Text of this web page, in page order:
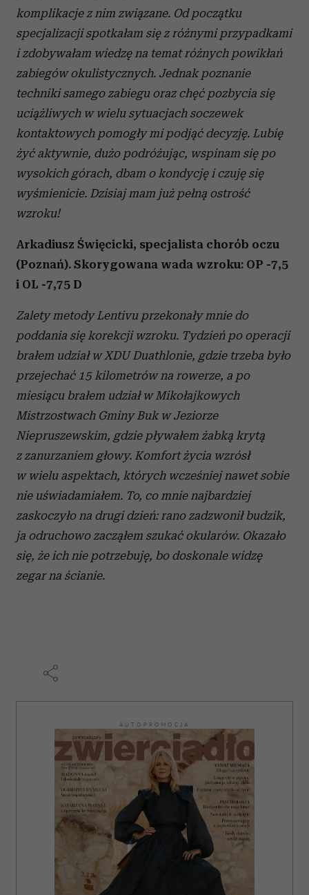
korzystania z ich usług.
komplikacje z nim związane. Od początku
specjalizacji spotkałam się z różnymi przypadkami
i zdobywałam wiedzę na temat różnych powikłań
zabiegów okulistycznych. Jednak poznanie
techniki samego zabiegu oraz chęć pozbycia się
uciążliwych w wielu sytuacjach soczewek
kontaktowych pomogły mi podjąć decyzję. Lubię
żyć aktywnie, dużo podróżując, wspinam się po
wysokich górach, dbam o kondycję i czuję się
wyśmienicie. Dzisiaj mam już pełną ostrość
wzroku!
Arkadiusz Święcicki, specjalista chorób oczu
(Poznań). Skorygowana wada wzroku: OP -7,5
i OL -7,75 D
Zalety metody Lentivu przekonały mnie do
poddania się korekcji wzroku. Tydzień po operacji
brałem udział w XDU Duathlonie, gdzie trzeba było
przejechać 15 kilometrów na rowerze, a po
miesiącu brałem udział w Mikołajkowych
Mistrzostwach Gminy Buk w Jeziorze
Niepruszewskim, gdzie pływałem żabką krytą
z zanurzaniem głowy. Komfort życia wzrósł
w wielu aspektach, których wcześniej nawet sobie
nie uświadamiałem. To, co mnie najbardziej
zaskoczyło na drugi dzień: rano zadzwonił budzik,
ja odruchowo zacząłem szukać okularów. Okazało
się, że ich nie potrzebuję, bo doskonale widzę
zegar na ścianie.
AUTOPROMOCJA